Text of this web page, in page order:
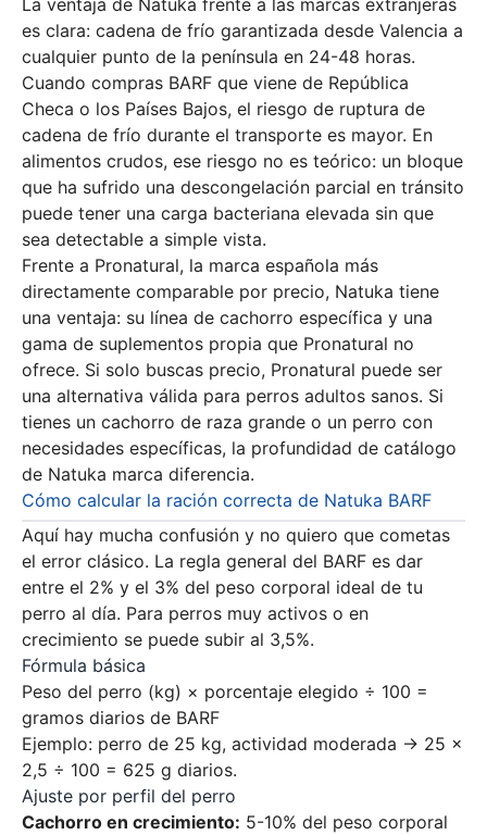
es clara: cadena de frío garantizada desde Valencia a
cualquier punto de la península en 24-48 horas.
Cuando compras BARF que viene de República
Checa o los Países Bajos, el riesgo de ruptura de
cadena de frío durante el transporte es mayor. En
alimentos crudos, ese riesgo no es teórico: un bloque
que ha sufrido una descongelación parcial en tránsito
puede tener una carga bacteriana elevada sin que
sea detectable a simple vista.
Frente a Pronatural, la marca española más
directamente comparable por precio, Natuka tiene
una ventaja: su línea de cachorro específica y una
gama de suplementos propia que Pronatural no
ofrece. Si solo buscas precio, Pronatural puede ser
una alternativa válida para perros adultos sanos. Si
tienes un cachorro de raza grande o un perro con
necesidades específicas, la profundidad de catálogo
de Natuka marca diferencia.
Cómo calcular la ración correcta de Natuka BARF
Aquí hay mucha confusión y no quiero que cometas
el error clásico. La regla general del BARF es dar
entre el 2% y el 3% del peso corporal ideal de tu
perro al día. Para perros muy activos o en
crecimiento se puede subir al 3,5%.
Fórmula básica
Peso del perro (kg) × porcentaje elegido ÷ 100 =
gramos diarios de BARF
Ejemplo: perro de 25 kg, actividad moderada → 25 ×
2,5 ÷ 100 = 625 g diarios.
Ajuste por perfil del perro
Cachorro en crecimiento: 5-10% del peso corporal